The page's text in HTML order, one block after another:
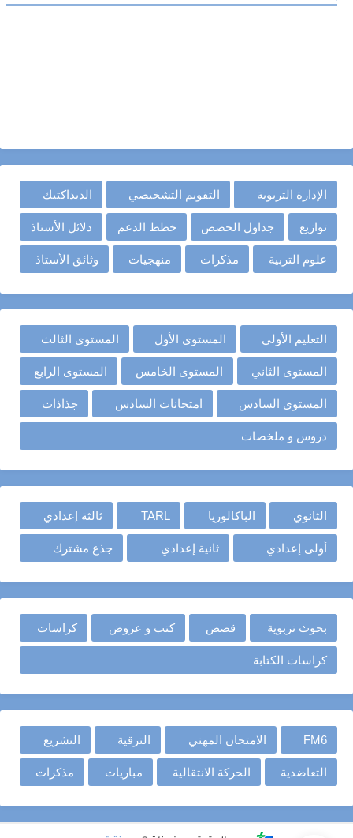
الإدارة التربوية التقويم التشخيصي الديداكتيك
توازيع جداول الحصص خطط الدعم دلائل الأستاذ
علوم التربية مذكرات منهجيات وثائق الأستاذ
التعليم الأولي المستوى الأول المستوى الثالث
المستوى الثاني المستوى الخامس المستوى الرابع
المستوى السادس امتحانات السادس جذاذات
دروس و ملخصات
الثانوي الباكالوريا TARL ثالثة إعدادي
أولى إعدادي ثانية إعدادي جذع مشترك
بحوث تربوية قصص كتب و عروض كراسات
كراسات الكتابة
FM6 الامتحان المهني الترقية التشريع
التعاضدية الحركة الانتقالية مباريات مذكرات